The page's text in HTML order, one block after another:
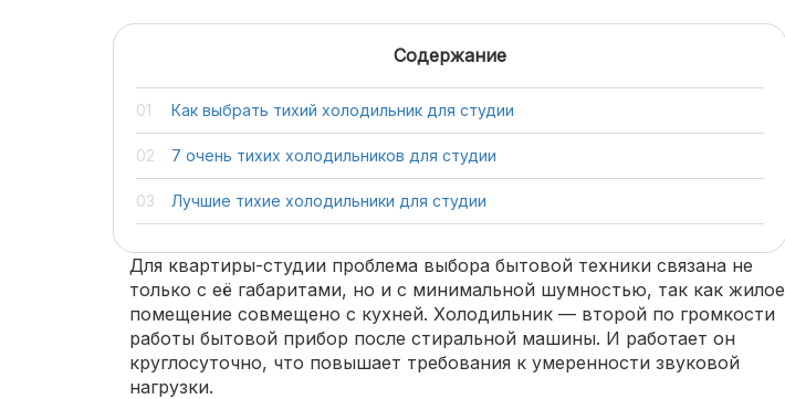
Содержание
Как выбрать тихий холодильник для студии
7 очень тихих холодильников для студии
Лучшие тихие холодильники для студии
Для квартиры-студии проблема выбора бытовой техники связана не
только с её габаритами, но и с минимальной шумностью, так как жилое
помещение совмещено с кухней. Холодильник — второй по громкости
работы бытовой прибор после стиральной машины. И работает он
круглосуточно, что повышает требования к умеренности звуковой
нагрузки.